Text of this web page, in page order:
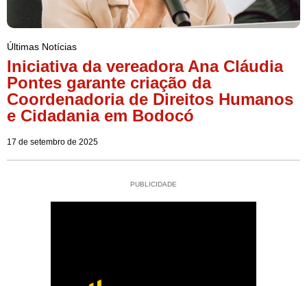
Últimas Notícias
Iniciativa da vereadora Ana Cláudia
Pontes garante criação da
Coordenadoria de Direitos Humanos
e Cidadania em Bodocó
17 de setembro de 2025
PUBLICIDADE